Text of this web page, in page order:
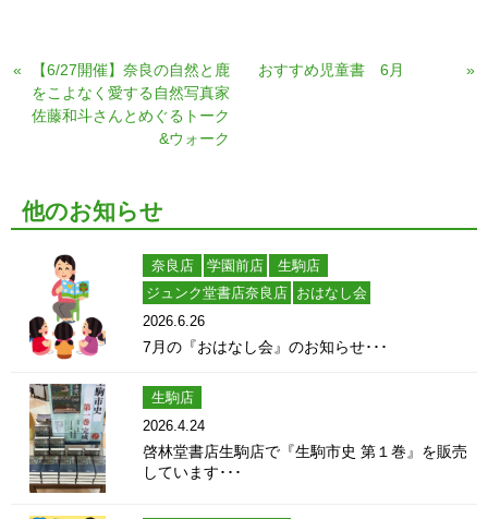
«
【6/27開催】奈良の自然と鹿
をこよなく愛する自然写真家
佐藤和斗さんとめぐるトーク
&ウォーク
おすすめ児童書 6月 »
他のお知らせ
奈良店 学園前店
生駒店
ジュンク堂書店奈良店 おはなし会
2026.6.26
7月の『おはなし会』のお知らせ･･･
生駒店
2026.4.24
啓林堂書店生駒店で『生駒市史 第１巻』を販売
しています･･･